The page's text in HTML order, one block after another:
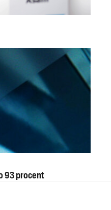
93 procent